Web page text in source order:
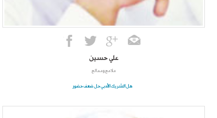
علي حسين
ملامح وممالح
هل الشريك الأدبي حل ضعف حضور